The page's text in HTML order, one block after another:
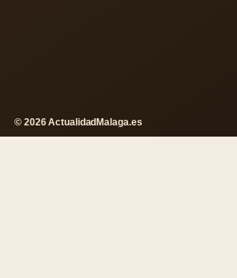
© 2026 ActualidadMalaga.es